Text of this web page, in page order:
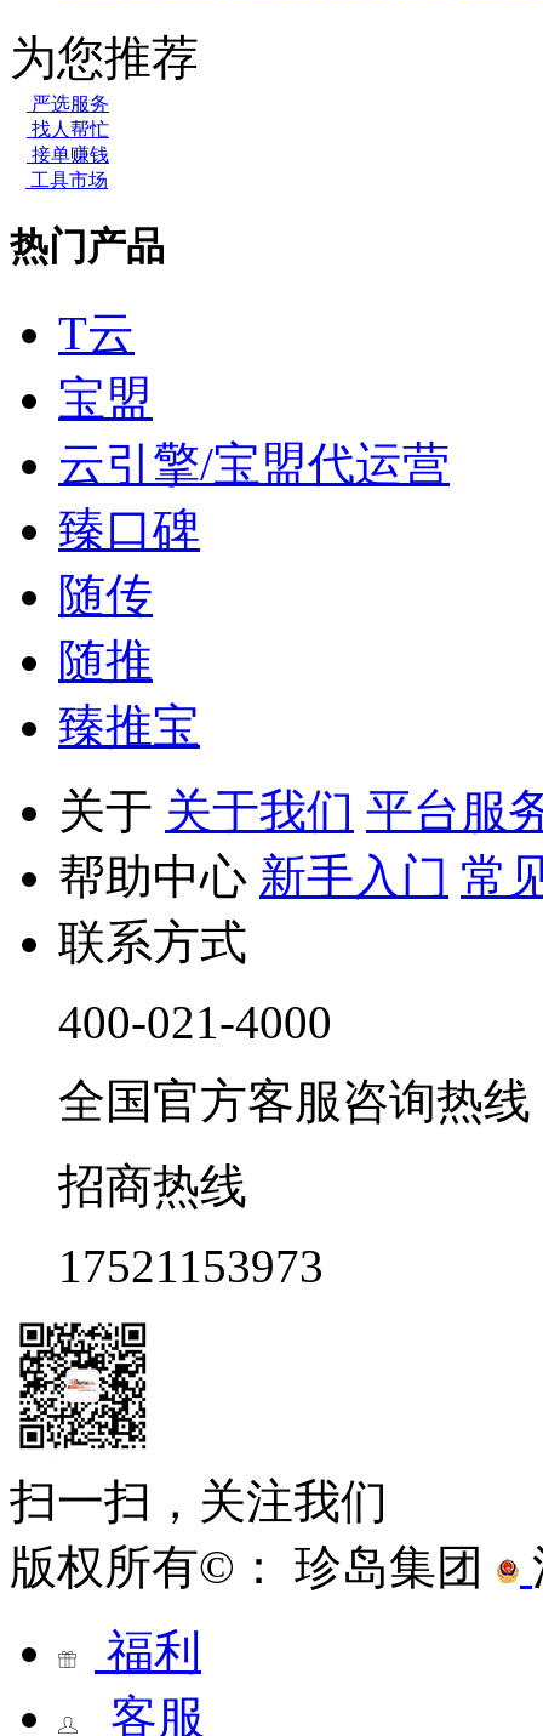
为您推荐
严选服务
找人帮忙
接单赚钱
工具市场
热门产品
T云
宝盟
云引擎/宝盟代运营
臻口碑
随传
随推
臻推宝
关于 关于我们 平台服
帮助中心 新手入门 常
联系方式
400-021-4000
全国官方客服咨询热线
招商热线
17521153973
扫一扫，关注我们
版权所有©： 珍岛集团
福利
客服